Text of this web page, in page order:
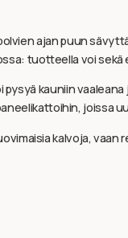
ajan puun
tuotteella voi
kauniin
joissa
kalvoja,